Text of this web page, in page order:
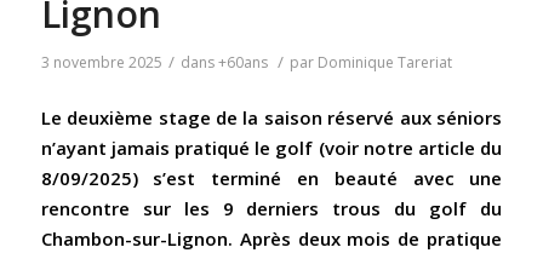
Lignon
3 novembre 2025 / dans+60ans / par Dominique Tareriat
Le deuxième stage de la saison réservé aux séniors
n’ayant jamais pratiqué le golf (voir notre article du
8/09/2025) s’est terminé en beauté avec une
rencontre sur les 9 derniers trous du golf du
Chambon-sur-Lignon. Après deux mois de pratique